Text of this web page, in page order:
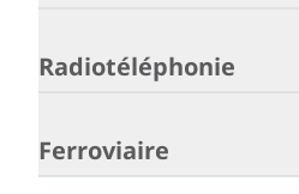
Radiotéléphonie
Ferroviaire